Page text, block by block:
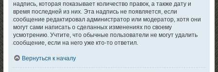
надпись, которая показывает количество правок, а также дату и
время последней из них. Эта надпись не появляется, если
сообщение редактировал администратор или модератор, хотя они
могут сами написать о сделанных изменениях по своему
усмотрению. Учтите, что обычные пользователи не могут удалить
сообщение, если на него уже кто-то ответил.
Вернуться к началу